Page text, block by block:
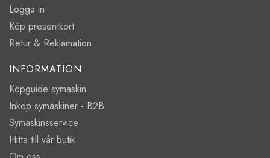
Logga in
Köp presentkort
Retur & Reklamation
INFORMATION
Köpguide symaskin
Inköp symaskiner - B2B
Symaskinsservice
Hitta till vår butik